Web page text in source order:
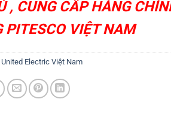
, CUNG CẤP HÀNG
PITESCO VIỆT NAM
United Electric Việt Nam